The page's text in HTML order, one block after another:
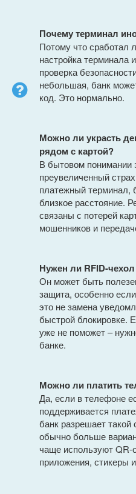
Почему терминал
Потому что сработал
настройка терминала
проверка
небольшая, банк
код. Это нормально.
Можно ли украсть
рядом с картой?
В бытовом понимании
преувеличенный
платежный терминал,
близкое расстояние.
связаны с потерей
мошенников и
Нужен ли RFID-
Он может быть
защита, особенно
это не замена
быстрой блокировке.
уже не поможет –
банке.
Можно ли платить
Да, если в телефоне
поддерживается
банк разрешает
обычно больше
чаще используют QR-
приложения, стикеры